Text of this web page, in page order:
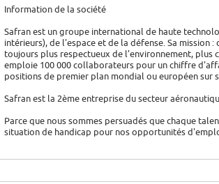
Information de la société
Safran est un groupe international de haute
intérieurs), de l'espace et de la défense. Sa
toujours plus respectueux de l'environnement, plus
emploie 100 000 collaborateurs pour un chiffre
positions de premier plan mondial ou européen sur
Safran est la 2ème entreprise du secteur
Parce que nous sommes persuadés que chaque
situation de handicap pour nos opportunités